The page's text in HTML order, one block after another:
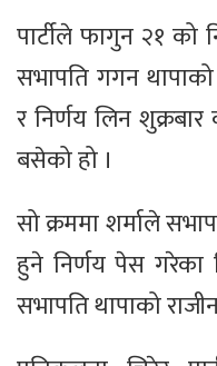
पार्टीले फागुन २१ को
सभापति गगन
र निर्णय लिन
बसेको हो ।
सो क्रममा शर्माले
हुने निर्णय पेस
सभापति थापाको